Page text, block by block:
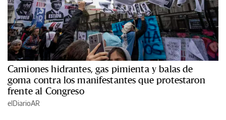
Camiones hidrantes, gas pimienta y balas de
goma contra los manifestantes que protestaron
frente al Congreso
elDiarioAR